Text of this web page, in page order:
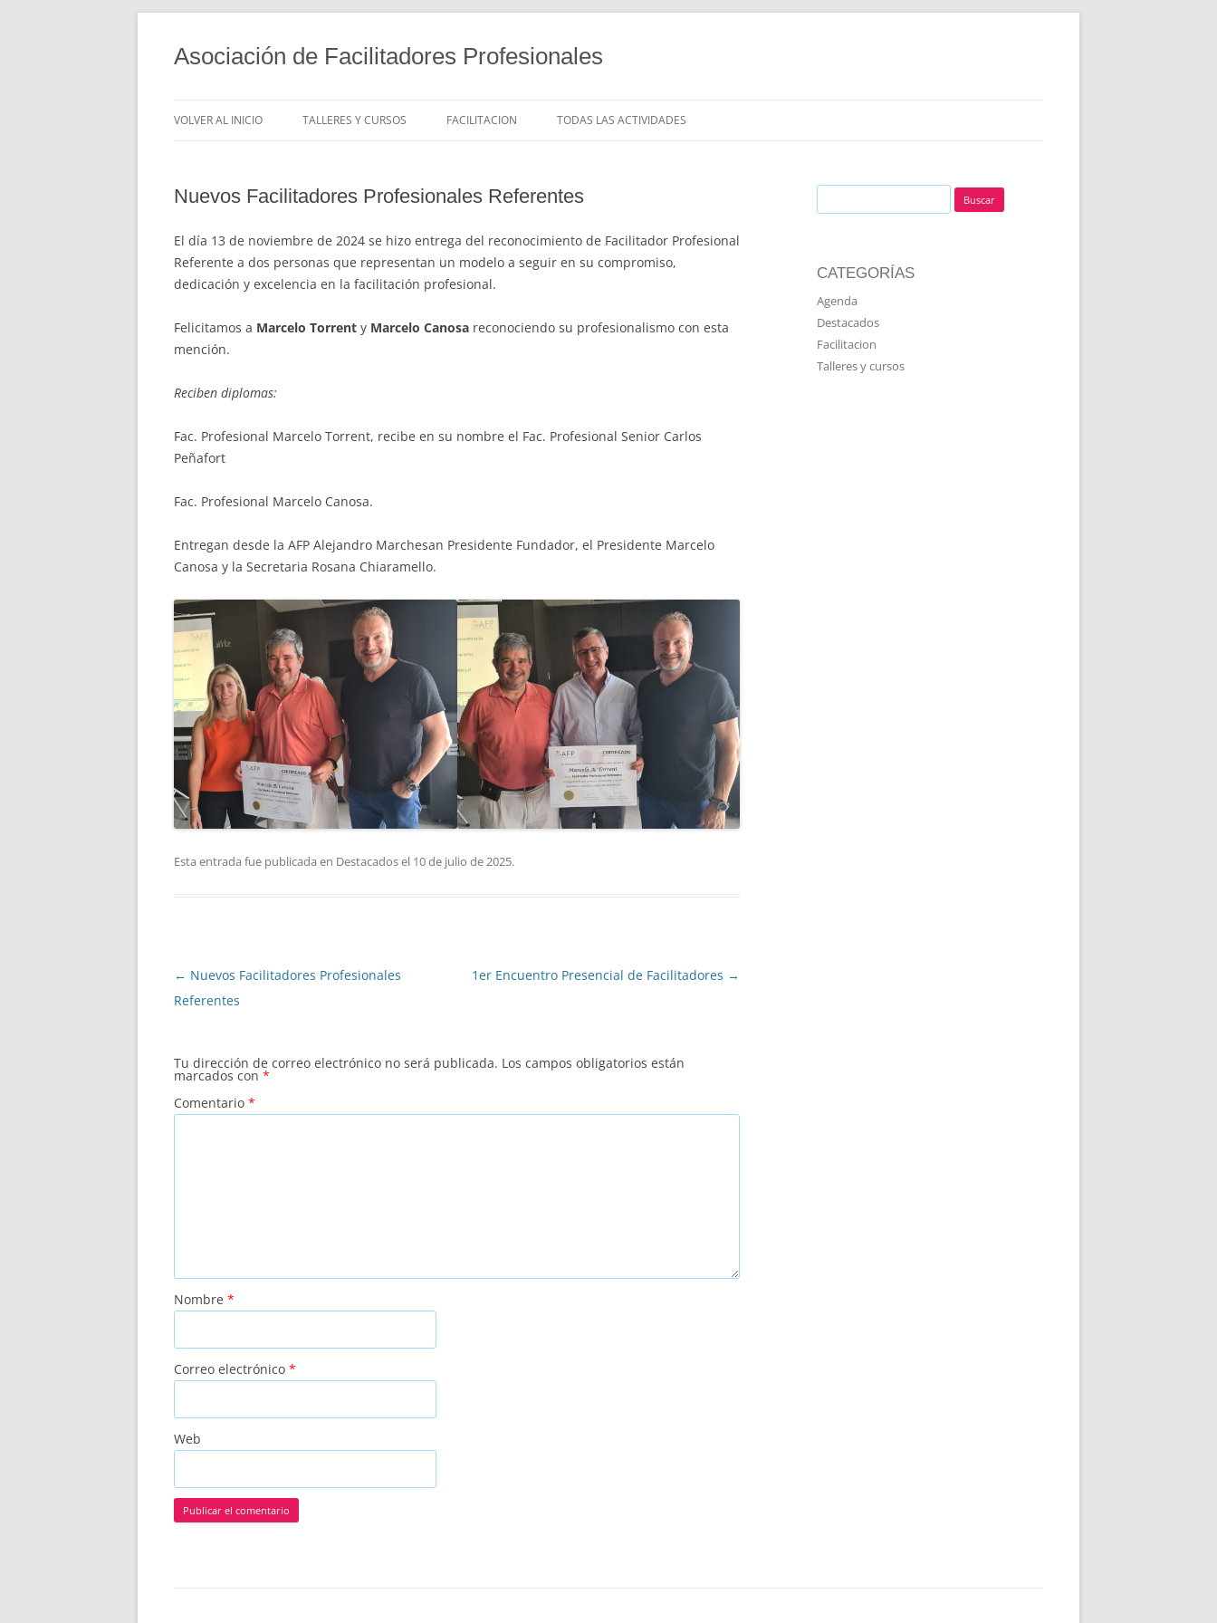
Saltar
contenido
Asociación de Facilitadores Profesionales
VOLVER AL INICIO TALLERES Y CURSOS FACILITACION TODAS LAS ACTIVIDADES
Nuevos Facilitadores Profesionales Referentes
El día 13 de noviembre de 2024 se hizo entrega del reconocimiento de Facilitador Profesional
Referente a dos personas que representan un modelo a seguir en su compromiso,
dedicación y excelencia en la facilitación profesional.
Felicitamos a Marcelo Torrent y Marcelo Canosa reconociendo su profesionalismo con esta
mención.
Reciben diplomas:
Fac. Profesional Marcelo Torrent, recibe en su nombre el Fac. Profesional Senior Carlos
Peñafort
Fac. Profesional Marcelo Canosa.
Entregan desde la AFP Alejandro Marchesan Presidente Fundador, el Presidente Marcelo
Canosa y la Secretaria Rosana Chiaramello.
Esta entrada fue publicada en Destacadosel 10 de julio de 2025.
Navegación
de
← Nuevos Facilitadores Profesionales
Referentes
1er Encuentro Presencial de Facilitadores →
Tu dirección de correo electrónico no será publicada. Los campos obligatorios están
marcados con *
Comentario *
Nombre *
Correo electrónico *
Web
CATEGORÍAS
Agenda
Destacados
Facilitacion
Talleres y cursos